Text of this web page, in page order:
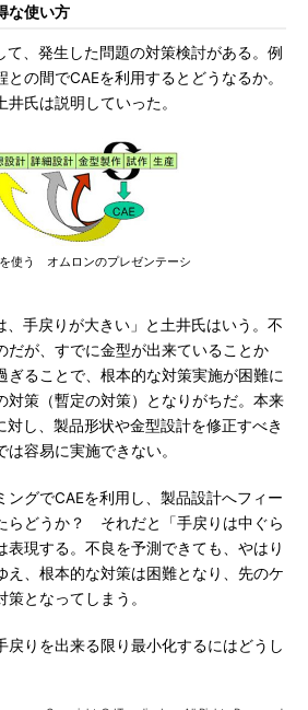
な使い方
、発生した問題の対策検討がある。例
の間でCAEを利用するとどうなるか。
氏は説明していった。
使う オムロンのプレゼンテーシ
手戻りが大きい」と土井氏はいう。不
だが、すでに金型が出来ていることか
ぎることで、根本的な対策実施が困難に
対策（暫定の対策）となりがちだ。本来
対し、製品形状や金型設計を修正すべき
容易に実施できない。
グでCAEを利用し、製品設計へフィー
らどうか？ それだと「手戻りは中ぐら
表現する。不良を予測できても、やはり
え、根本的な対策は困難となり、先のケ
となってしまう。
りを出来る限り最小化するにはどうし